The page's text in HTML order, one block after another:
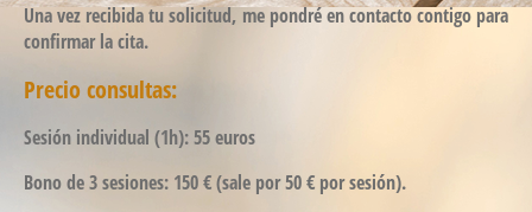
Una vez recibida tu solicitud, me pondré en contacto contigo para
confirmar la cita.
Precio consultas:
Sesión individual (1h): 55 euros
Bono de 3 sesiones: 150 € (sale por 50 € por sesión).